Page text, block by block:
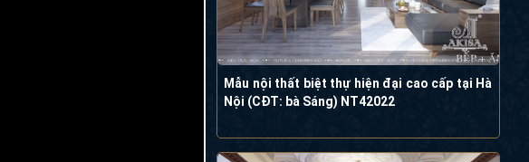
Mẫu nội thất biệt thự hiện đại cao cấp tại Hà
Nội (CĐT: bà Sáng) NT42022